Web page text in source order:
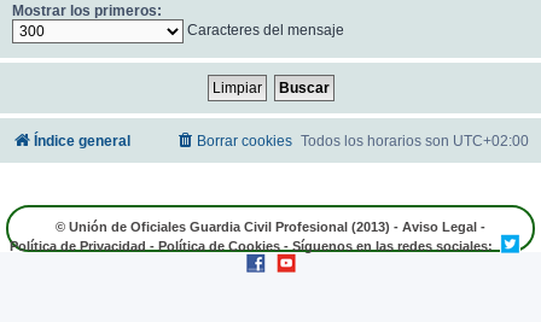
Mostrar los primeros:
Caracteres del mensaje
Índice general Todos los horarios son UTC+02:00
Borrar cookies
© Unión de Oficiales Guardia Civil Profesional (2013) - Aviso Legal -
Política de Privacidad - Política de Cookies - Síguenos en las redes sociales: